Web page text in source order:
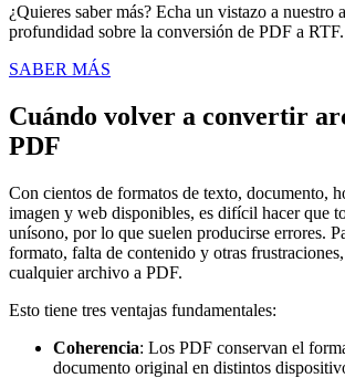
¿Quieres saber más? Echa un vistazo a nuestro
profundidad sobre la conversión de PDF a RTF.
SABER MÁS
Cuándo volver a convertir
PDF
Con cientos de formatos de texto, documento,
imagen y web disponibles, es difícil hacer que
unísono, por lo que suelen producirse errores.
formato, falta de contenido y otras
cualquier archivo a PDF.
Esto tiene tres ventajas fundamentales:
Coherencia: Los PDF conservan el
documento original en distintos